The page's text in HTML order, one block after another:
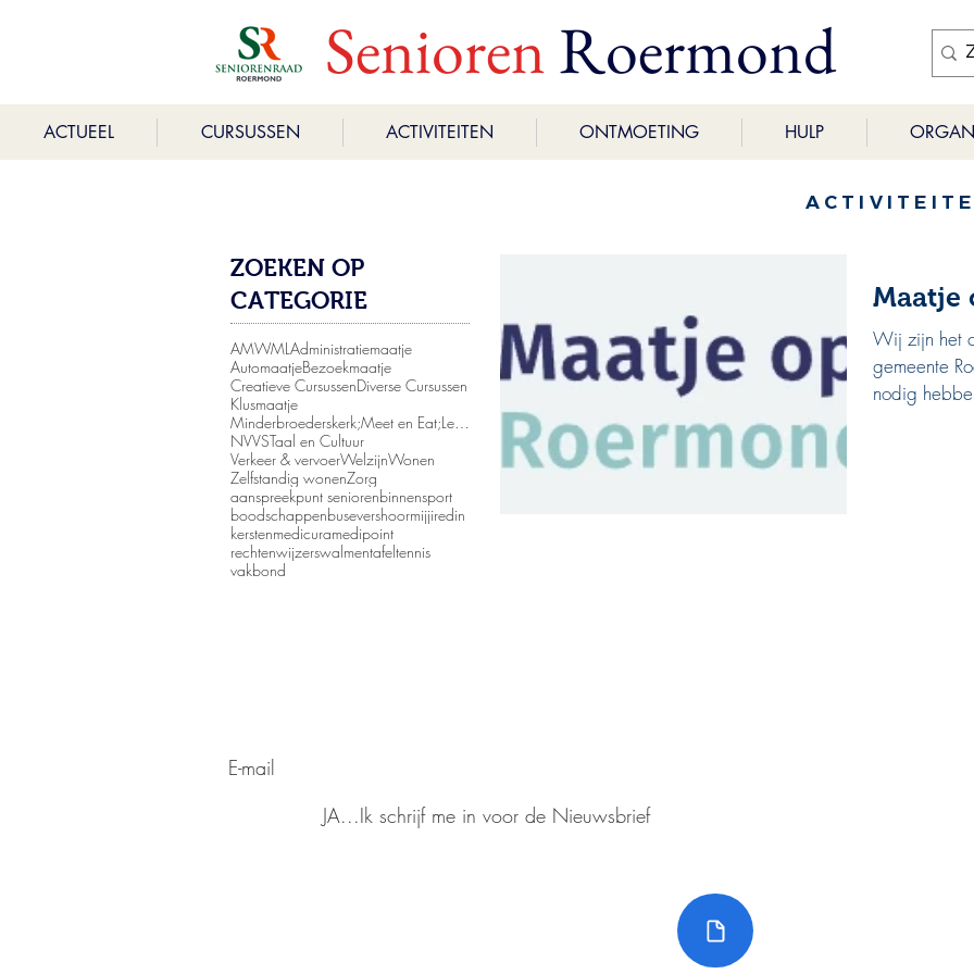
SeniorenRoermond
ACTUEEL CURSUSSEN ACTIVITEITEN ONTMOETING HULP
ZOEKEN OP
CATEGORIE
AMWMLAdministratiemaatje
AutomaatjeBezoekmaatje
Creatieve CursussenDiverse Cursussen
Klusmaatje
Minderbroederskerk;Meet en Eat;Leger des Heils
NVVSTaal en Cultuur
Verkeer & vervoerWelzijnWonen
Zelfstandig wonenZorg
aanspreekpunt seniorenbinnensport
boodschappenbusevershoormijjiredin
kerstenmedicuramedipoint
rechtenwijzerswalmentafeltennis
vakbond
Maatje
Wij zijn het
gemeente
nodig
JA...Ik schrijf me in voor de Nieuwsbrief